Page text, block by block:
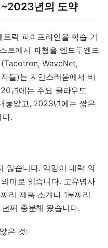
년의 도약
트릭 파이프라인을 학습 기
트에서 파형을 엔드투엔드
WaveNet,
들)는 자연스러움에서 비
년에는 주요 클라우드
놓았고, 2023년에는 짧은
다.
않습니다. 억양이 대략 의
미로 읽습니다. 고유명사
리 제품 소개나 1분짜리
째 충분해 왔습니다.
은 것: